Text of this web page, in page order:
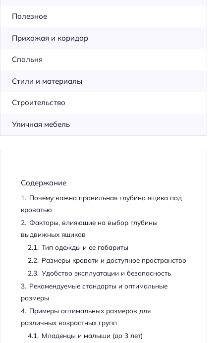
Полезное
Прихожая и коридор
Спальня
Стили и материалы
Строительство
Уличная мебель
Содержание
1. Почему важна правильная глубина ящика под
кроватью
2. Факторы, влияющие на выбор глубины
выдвижных ящиков
2.1. Тип одежды и ее габариты
2.2. Размеры кровати и доступное пространство
2.3. Удобство эксплуатации и безопасность
3. Рекомендуемые стандарты и оптимальные
размеры
4. Примеры оптимальных размеров для
различных возрастных групп
4.1. Младенцы и малыши (до 3 лет)